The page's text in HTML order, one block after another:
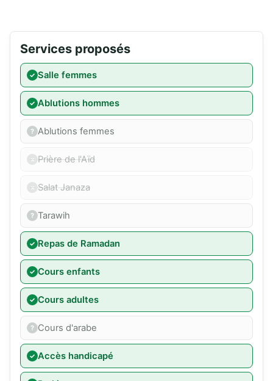
Services proposés
Salle femmes
Ablutions hommes
Ablutions femmes
Prière de l'Aïd
Salat Janaza
Tarawih
Repas de Ramadan
Cours enfants
Cours adultes
Cours d'arabe
Accès handicapé